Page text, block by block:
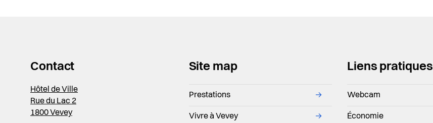
Contact
Hôtel de Ville
Rue du Lac 2
1800 Vevey
Site map
Prestations →
Vivre à Vevey →
Liens pratiques
Webcam
Économie